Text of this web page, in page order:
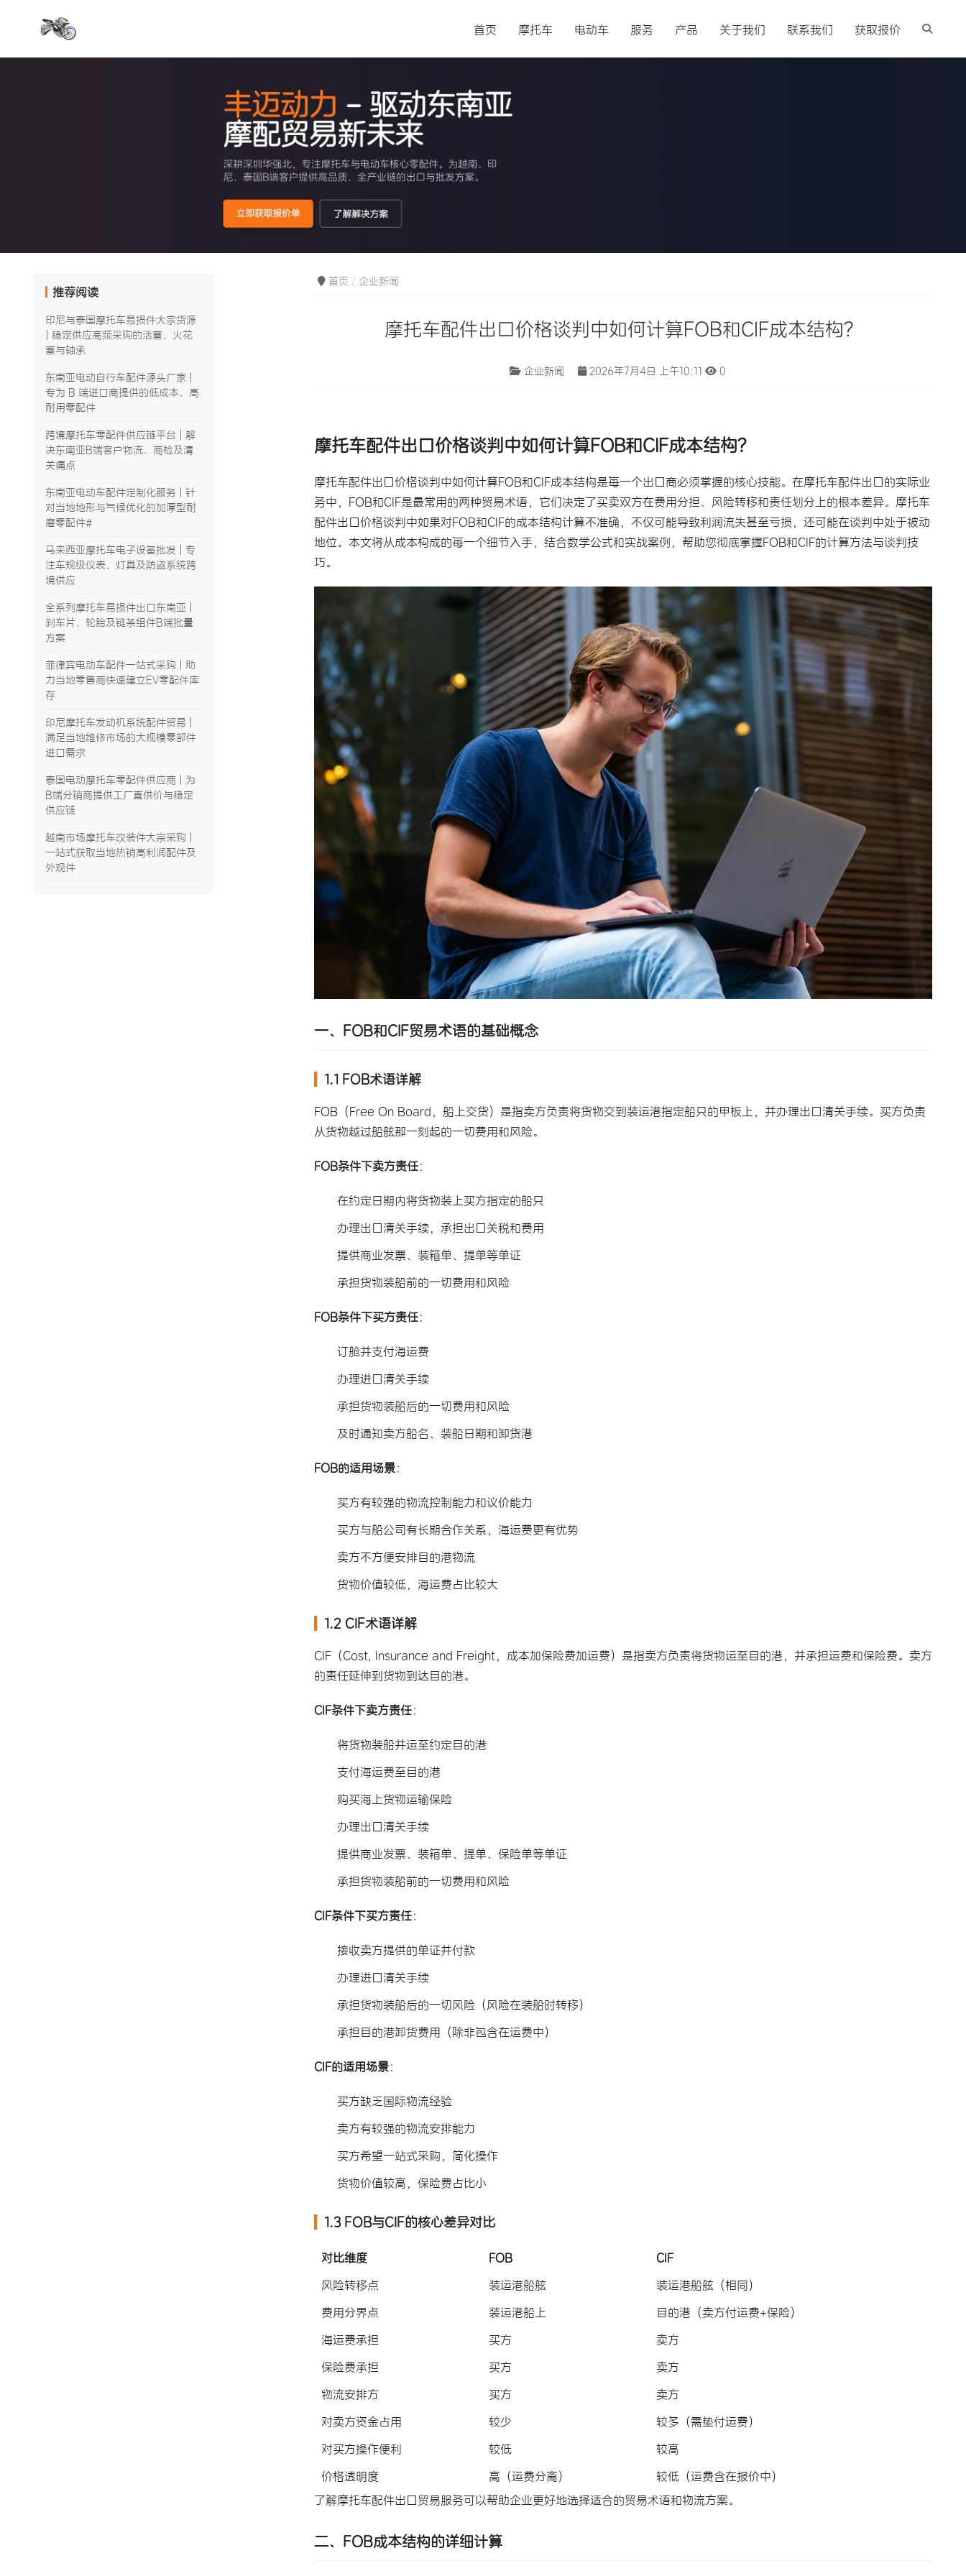
首页 摩托车 电动车 服务 产品 关于我们 联系我们 获取报价
首页 企业新闻
摩托车配件出口价格谈判中如何计算FOB和CIF成本结构？
企业新闻 2026年7月4日 上午10:11 0
摩托车配件出口价格谈判中如何计算FOB和CIF成本结构？
摩托车配件出口价格谈判中如何计算FOB和CIF成本结构是每一个出口商必须掌握的核心技能。在摩托车配件出口的实际业
务中，FOB和CIF是最常用的两种贸易术语，它们决定了买卖双方在费用分担、风险转移和责任划分上的根本差异。摩托车
配件出口价格谈判中如果对FOB和CIF的成本结构计算不准确，不仅可能导致利润流失甚至亏损，还可能在谈判中处于被动
地位。本文将从成本构成的每一个细节入手，结合数学公式和实战案例，帮助您彻底掌握FOB和CIF的计算方法与谈判技
巧。
一、FOB和CIF贸易术语的基础概念
1.1 FOB术语详解
FOB（Free On Board，船上交货）是指卖方负责将货物交到装运港指定船只的甲板上，并办理出口清关手续。买方负责
从货物越过船舷那一刻起的一切费用和风险。
FOB条件下卖方责任：
在约定日期内将货物装上买方指定的船只
办理出口清关手续，承担出口关税和费用
提供商业发票、装箱单、提单等单证
承担货物装船前的一切费用和风险
FOB条件下买方责任：
订舱并支付海运费
办理进口清关手续
承担货物装船后的一切费用和风险
及时通知卖方船名、装船日期和卸货港
FOB的适用场景：
买方有较强的物流控制能力和议价能力
买方与船公司有长期合作关系，海运费更有优势
卖方不方便安排目的港物流
货物价值较低，海运费占比较大
1.2 CIF术语详解
CIF（Cost, Insurance and Freight，成本加保险费加运费）是指卖方负责将货物运至目的港，并承担运费和保险费。卖方
的责任延伸到货物到达目的港。
CIF条件下卖方责任：
将货物装船并运至约定目的港
支付海运费至目的港
购买海上货物运输保险
办理出口清关手续
提供商业发票、装箱单、提单、保险单等单证
承担货物装船前的一切费用和风险
CIF条件下买方责任：
接收卖方提供的单证并付款
办理进口清关手续
承担货物装船后的一切风险（风险在装船时转移）
承担目的港卸货费用（除非包含在运费中）
CIF的适用场景：
买方缺乏国际物流经验
卖方有较强的物流安排能力
买方希望一站式采购，简化操作
货物价值较高，保险费占比小
1.3 FOB与CIF的核心差异对比
对比维度 FOB
CIF
风险转移点
装运港船舷
装运港船舷（相同）
费用分界点
装运港船上
目的港（卖方付运费+保险）
海运费承担
买方
卖方
保险费承担
买方
卖方
物流安排方
买方
卖方
对卖方资金占用
较少
较多（需垫付运费）
对买方操作便利
较低
较高
价格透明度
高（运费分离）
较低（运费含在报价中）
了解摩托车配件出口贸易服务可以帮助企业更好地选择适合的贸易术语和物流方案。
二、FOB成本结构的详细计算
推荐阅读
印尼与泰国摩托车易损件大宗货源
| 稳定供应高频采购的活塞、火花
塞与轴承
东南亚电动自行车配件源头厂家 |
专为 B 端进口商提供的低成本、高
耐用零配件
跨境摩托车零配件供应链平台 | 解
决东南亚B端客户物流、商检及清
关痛点
东南亚电动车配件定制化服务 | 针
对当地地形与气候优化的加厚型耐
磨零配件#
马来西亚摩托车电子设备批发 | 专
注车规级仪表、灯具及防盗系统跨
境供应
全系列摩托车易损件出口东南亚 |
刹车片、轮胎及链条组件B端批量
方案
菲律宾电动车配件一站式采购 | 助
力当地零售商快速建立EV零配件库
存
印尼摩托车发动机系统配件贸易 |
满足当地维修市场的大规模零部件
进口需求
泰国电动摩托车零配件供应商 | 为
B端分销商提供工厂直供价与稳定
供应链
越南市场摩托车改装件大宗采购 |
一站式获取当地热销高利润配件及
外观件